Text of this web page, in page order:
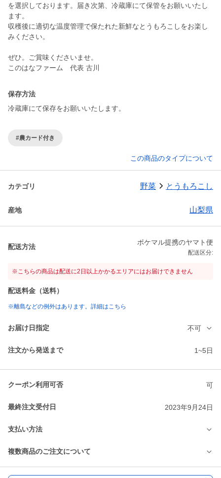
を選択しております。届き次第、冷蔵庫にて保管をお願いいたし
ます。
収穫後に適切な温度管理で保たれた新鮮なとうもろこしをお楽し
みください。
ぜひ。ご賞味くださいませ。
保存方法
冷蔵庫にて保存をお願いいたします。
#農カード付き
この商品のタイプについて
カテゴリ 野菜 とうもろこし
産地 山梨県
配送方法
ポケマル提携のヤマト便
配送区分:
※こちらの商品は配送に2日以上かかるエリアにはお届けできません
配送料金（送料）
※離島などの例外はあります。詳細はこちら
お届け日指定 不可
注文から発送まで 1~5日
クーポン利用可否 可
最終注文受付日 2023年9月24日
支払い方法
複数商品のご注文について